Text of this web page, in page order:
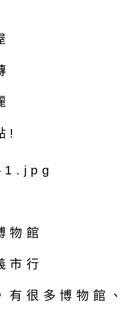
!
物館
市行
有很多博物館、